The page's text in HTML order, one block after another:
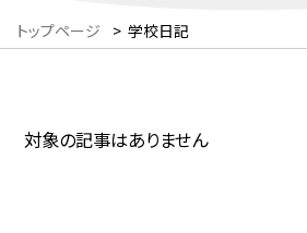
トップページ > 学校日記
対象の記事はありません